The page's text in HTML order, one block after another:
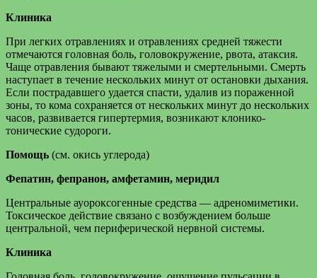
Клиника
При легких отравлениях и отравлениях средней тяжести
отмечаются головная боль, головокружение, рвота, атаксия.
Чаще отравления бывают тяжелыми и смертельными. Смерть
наступает в течение нескольких минут от остановки дыхания.
Если пострадавшего удается спасти, удалив из пораженной
зоны, то кома сохраняется от нескольких минут до нескольких
часов, развивается гипертермия, возникают клонико-
тонические судороги.
Помощь (см. окись углерода)
Фепатин, фепранон, амфетамин, меридил
Центральные ауороксогенные средства — адреномиметики.
Токсическое действие связано с возбуждением больше
центральной, чем периферической нервной системы.
Клиника